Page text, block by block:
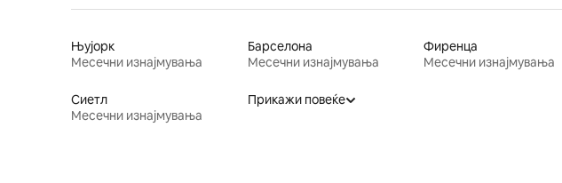
Њујорк
Месечни изнајмувања
Барселона
Месечни изнајмувања
Фиренца
Месечни изнајмувања
Сиетл
Месечни изнајмувања
Прикажи повеќе